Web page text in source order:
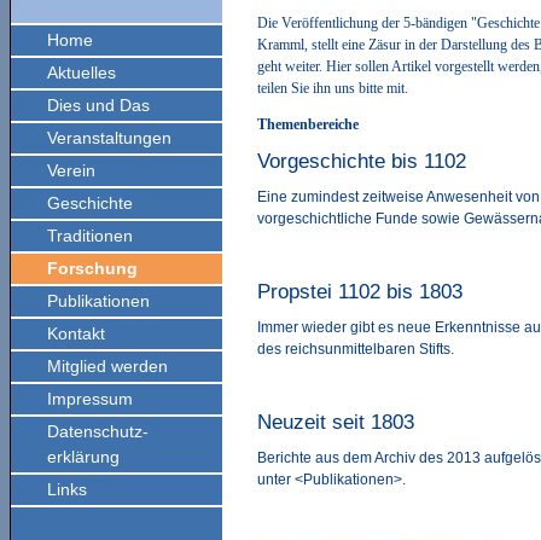
Home
Aktuelles
Dies und Das
Veranstaltungen
Verein
Geschichte
Traditionen
Forschung
Publikationen
Kontakt
Mitglied werden
Impressum
Datenschutz-
erklärung
Links
Die Veröffentlichung der 5-bändigen
Kramml, stellt eine Zäsur in der Darstellung des
geht weiter. Hier sollen Artikel vorgestellt
teilen Sie ihn uns bitte mit.
Themenbereiche
Vorgeschichte bis 1102
Eine zumindest zeitweise Anwesenheit
vorgeschichtliche Funde sowie
Propstei 1102 bis 1803
Immer wieder gibt es neue Erkenntnisse
des reichsunmittelbaren Stifts.
Neuzeit seit 1803
Berichte aus dem Archiv des 2013
unter <Publikationen>.